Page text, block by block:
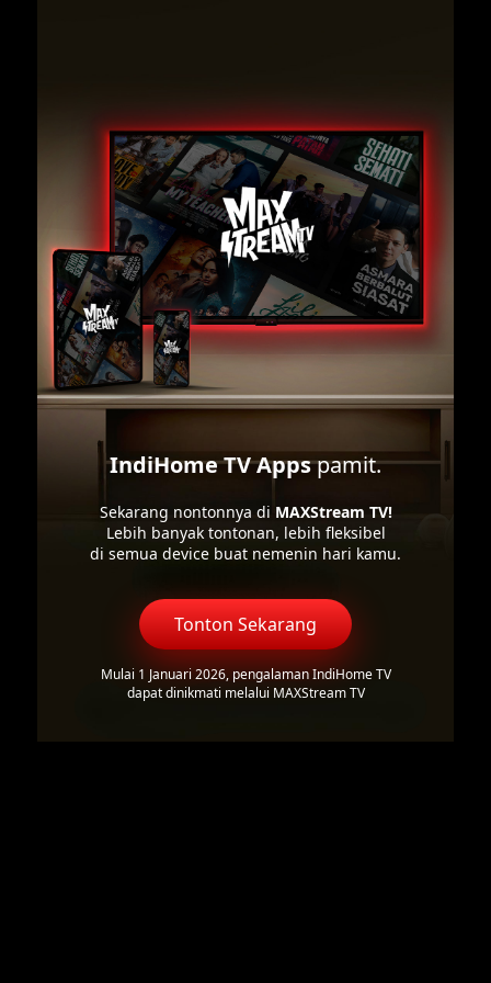
IndiHome TV Appspamit.
Sekarang nontonnya di MAXStream TV!
Lebih banyak tontonan, lebih fleksibel
di semua device buat nemenin hari kamu.
Tonton Sekarang
Mulai 1 Januari 2026, pengalaman IndiHome TV
dapat dinikmati melalui MAXStream TV